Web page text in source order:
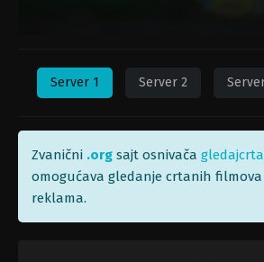
Server 1 Server 2
Zvanični .org sajt osnivača
omogućava gledanje crtanih
reklama.